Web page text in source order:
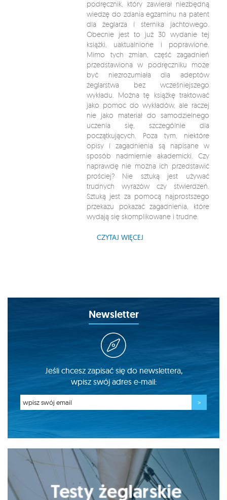
podręcznik, który zawierał niezbędną
wiedzę do zdania egzaminu na patent
dla żeglarza i sternika jachtowego.
Obecnie jest to już 30 wydanie tej
książki, uaktualnione i poprawione.
Mimo tych zmian, część zagadnień
przedstawiona w podręczniku może
być niezrozumiała dla adeptów
żeglarstwa bez wcześniejszego
wykładu. Można tę książkę traktować
jako pomoc do wykładów, ale raczej
nie jako materiał do samodzielnego
uczenia się, szczególnie dla
początkujących. Poza tym, niektóre
opisy i zagadnienia są napisane w
sposób nadmiernie akademicki. Czy
naprawdę nie można ich przedstawić
prościej? Nie sztuką jest używać
trudnych wyrazów czy stwierdzeń.
Sztuką jest za pomocą najprostszego
przekazu pokazać zagadnienia, które
wydają się skomplikowane i trudne.
CZYTAJ WIĘCEJ
Newsletter
Jeśli chcesz zapisać się do newslettera,
wpisz swój adres e-mail: